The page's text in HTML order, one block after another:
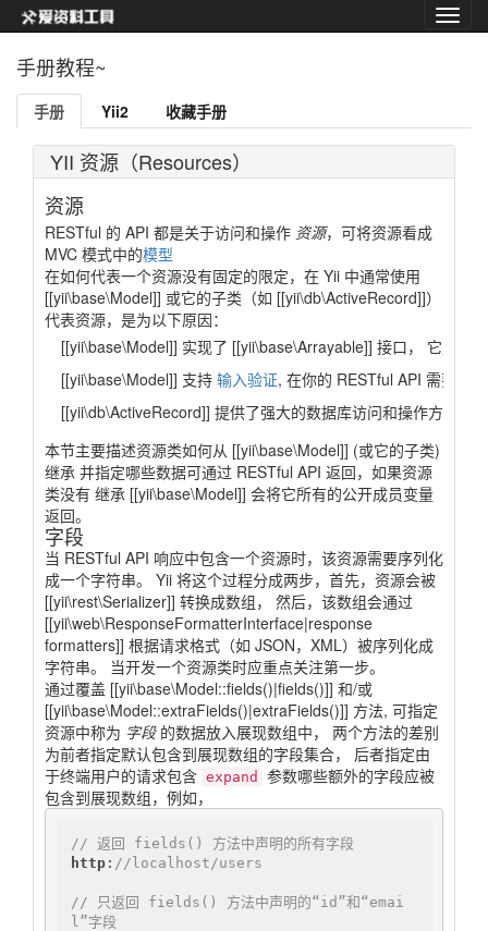
手册教程~
手册 Yii2 收藏手册
YII 资源（Resources）
资源
RESTful 的 API 都是关于访问和操作 资源，可将资源看成
MVC 模式中的模型
在如何代表一个资源没有固定的限定，在 Yii 中通常使用
[[yii\base\Model]] 或它的子类（如 [[yii\db\ActiveRecord]]）
代表资源，是为以下原因：
[[yii\base\Model]] 实现了 [[yii\base\Arrayable]] 接口， 它允许
[[yii\base\Model]] 支持 输入验证, 在你的 RESTful API 需要支
[[yii\db\ActiveRecord]] 提供了强大的数据库访问和操作方面的
本节主要描述资源类如何从 [[yii\base\Model]] (或它的子类)
继承 并指定哪些数据可通过 RESTful API 返回，如果资源
类没有 继承 [[yii\base\Model]] 会将它所有的公开成员变量
返回。
字段
当 RESTful API 响应中包含一个资源时，该资源需要序列化
成一个字符串。 Yii 将这个过程分成两步，首先，资源会被
[[yii\rest\Serializer]] 转换成数组， 然后，该数组会通过
[[yii\web\ResponseFormatterInterface|response
formatters]] 根据请求格式（如 JSON，XML）被序列化成
字符串。 当开发一个资源类时应重点关注第一步。
通过覆盖 [[yii\base\Model::fields()|fields()]] 和/或
[[yii\base\Model::extraFields()|extraFields()]] 方法, 可指定
资源中称为 字段的数据放入展现数组中， 两个方法的差别
为前者指定默认包含到展现数组的字段集合， 后者指定由
于终端用户的请求包含 expand
参数哪些额外的字段应被
包含到展现数组，例如，
// 返回 fields() 方法中声明的所有字段
http: //localhost/users
// 只返回 fields() 方法中声明的“id”和“emai
l”字段